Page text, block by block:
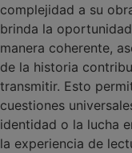
complejidad a su
brinda la
manera coherente,
de la historia
transmitir. Esto
cuestiones
identidad o la lucha
la experiencia de